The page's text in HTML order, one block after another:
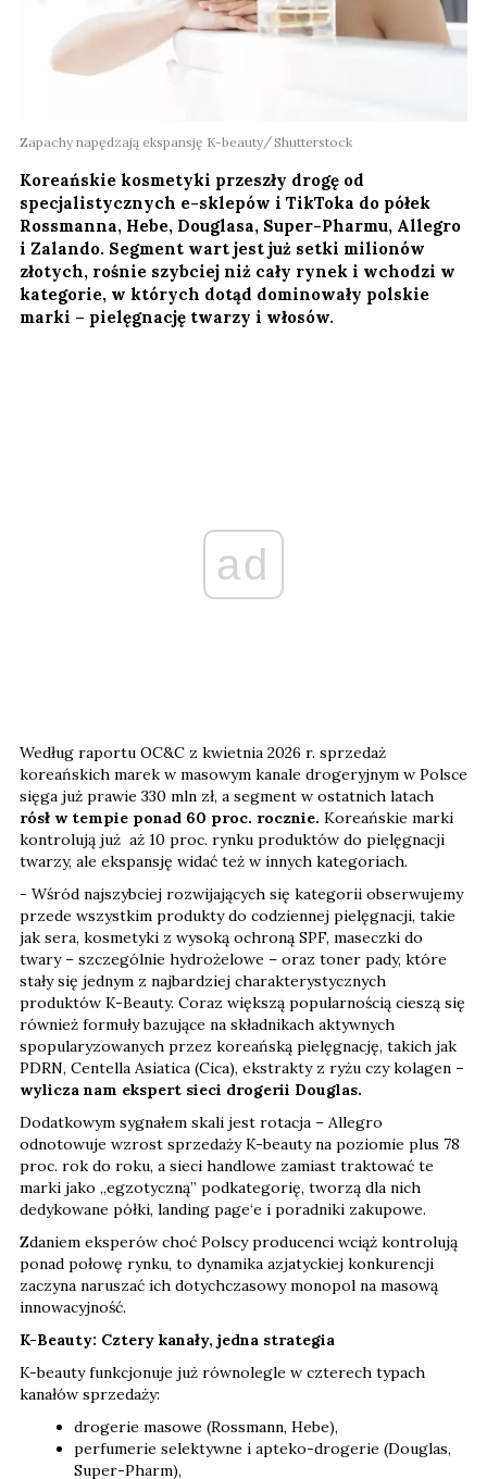
Zapachy napędzają ekspansję K-beauty Shutterstock
Koreańskie kosmetyki przeszły drogę od
specjalistycznych e-sklepów i TikToka do półek
Rossmanna, Hebe, Douglasa, Super-Pharmu, Allegro
i Zalando. Segment wart jest już setki milionów
złotych, rośnie szybciej niż cały rynek i wchodzi w
kategorie, w których dotąd dominowały polskie
marki – pielęgnację twarzy i włosów.
ad
Według raportu OC&C z kwietnia 2026 r. sprzedaż
koreańskich marek w masowym kanale drogeryjnym w Polsce
sięga już prawie 330 mln zł, a segment w ostatnich latach
rósł w tempie ponad 60 proc. rocznie. Koreańskie marki
kontrolują już aż 10 proc. rynku produktów do pielęgnacji
twarzy, ale ekspansję widać też w innych kategoriach.
- Wśród najszybciej rozwijających się kategorii obserwujemy
przede wszystkim produkty do codziennej pielęgnacji, takie
jak sera, kosmetyki z wysoką ochroną SPF, maseczki do
twary – szczególnie hydrożelowe – oraz toner pady, które
stały się jednym z najbardziej charakterystycznych
produktów K-Beauty. Coraz większą popularnością cieszą się
również formuły bazujące na składnikach aktywnych
spopularyzowanych przez koreańską pielęgnację, takich jak
PDRN, Centella Asiatica (Cica), ekstrakty z ryżu czy kolagen –
wylicza nam ekspert sieci drogerii Douglas.
Dodatkowym sygnałem skali jest rotacja – Allegro
odnotowuje wzrost sprzedaży K-beauty na poziomie plus 78
proc. rok do roku, a sieci handlowe zamiast traktować te
marki jako „egzotyczną” podkategorię, tworzą dla nich
dedykowane półki, landing page‘e i poradniki zakupowe.
Zdaniem eksperów choć Polscy producenci wciąż kontrolują
ponad połowę rynku, to dynamika azjatyckiej konkurencji
zaczyna naruszać ich dotychczasowy monopol na masową
innowacyjność.
K-Beauty: Cztery kanały, jedna strategia
K-beauty funkcjonuje już równolegle w czterech typach
kanałów sprzedaży:
drogerie masowe (Rossmann, Hebe),
perfumerie selektywne i apteko-drogerie (Douglas,
Super-Pharm),